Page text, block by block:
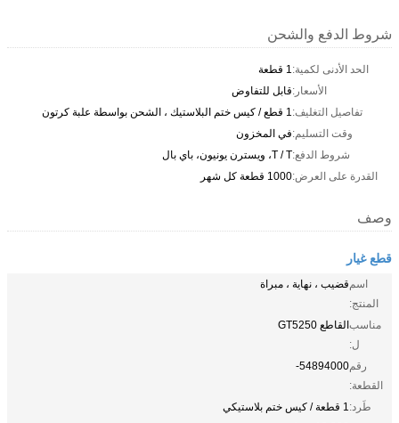
شروط الدفع والشحن
الحد الأدنى لكمية:1 قطعة
الأسعار:قابل للتفاوض
تفاصيل التغليف:1 قطع / كيس ختم البلاستيك ، الشحن بواسطة علبة كرتون
وقت التسليم:في المخزون
شروط الدفع:T / T، ويسترن يونيون، باي بال
القدرة على العرض:1000 قطعة كل شهر
وصف
قطع غيار
اسم
المنتج:
قضيب ، نهاية ، مبراة
مناسب
ل:
القاطع GT5250
رقم
القطعة:
54894000-
طَرد:1 قطعة / كيس ختم بلاستيكي